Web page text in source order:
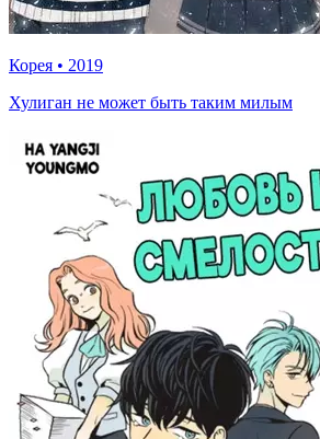
Корея • 2019
Хулиган не может быть таким милым